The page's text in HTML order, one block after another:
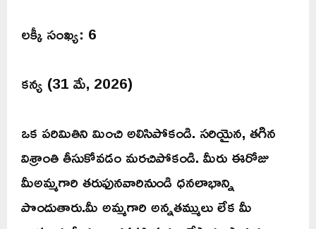
లక్కీ సంఖ్య: 6
కన్య (31 మే, 2026)
ఒక పరిమితిని మించి అలిసిపోకండి. సరియైన, తగిన
విశ్రాంతి తీసుకోవడం మరచిపోకండి. మీరు ఈరోజు
మీఅమ్మగారి తరుఫునవారినుండి ధనలాభాన్ని
పొందుతారు.మీ అమ్మగారి అన్నతమ్ములు లేక మీ